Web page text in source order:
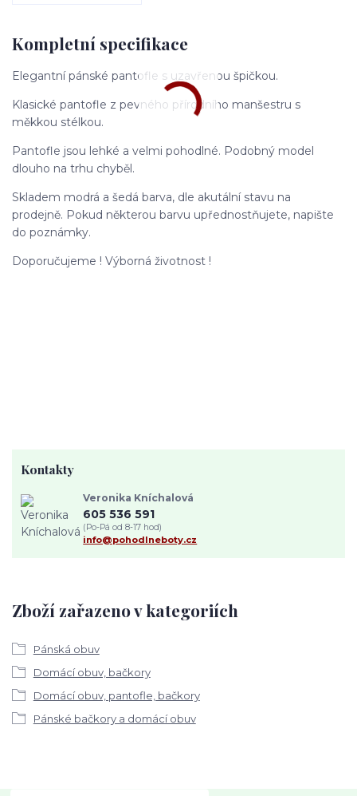
Kompletní specifikace
Elegantní pánské pantofle s uzavřenou špičkou.
Klasické pantofle z pevného přírodního manšestru s
měkkou stélkou.
Pantofle jsou lehké a velmi pohodlné. Podobný model
dlouho na trhu chyběl.
Skladem modrá a šedá barva, dle akutální stavu na
prodejně. Pokud některou barvu upřednostňujete, napište
do poznámky.
Doporučujeme ! Výborná životnost !
Zboží zařazeno v kategoriích
Pánská obuv
Domácí obuv, bačkory
Domácí obuv, pantofle, bačkory
Pánské bačkory a domácí obuv
Kontakty
Veronika Kníchalová
605 536 591
(Po-Pá od 8-17 hod)
info@pohodlneboty.cz